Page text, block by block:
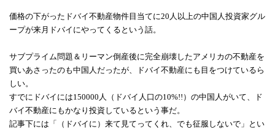
価格の下がったドバイ不動産物件目当てに20人以上の中国人投資家グル
ープが来月ドバイにやってくるという話。
サブプライム問題＆リーマン倒産後に完全崩壊したアメリカの不動産を
買いあさったのも中国人だったが、ドバイ不動産にも目をつけているら
しい。
すでにドバイには150000人（ドバイ人口の10%!!）の中国人がいて、ド
バイ不動産にもかなり投資しているという事だ。
記事下には「（ドバイに）来て見てってくれ、でも征服しないで」とい